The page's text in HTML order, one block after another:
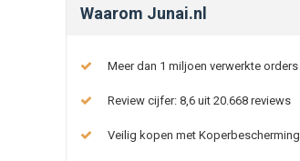
Waarom Junai.nl
Meer dan 1 miljoen verwerkte orders
Review cijfer: 8,6 uit 20.668 reviews
Veilig kopen met Koperbescherming